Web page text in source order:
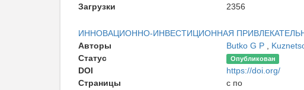
Загрузки
2356
ИННОВАЦИОННО-ИНВЕСТИЦИОННАЯ
Авторы
Butko G P
Статус
Опубликован
DOI
https://doi.org/
Страницы
с по